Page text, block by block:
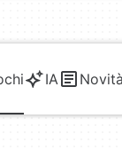
IA Novità